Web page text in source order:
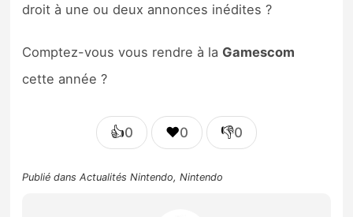
droit à une ou deux annonces inédites ?
Comptez-vous vous rendre à la Gamescom
cette année ?
👍0 ❤️0 👎0
Publié dansActualités Nintendo,Nintendo